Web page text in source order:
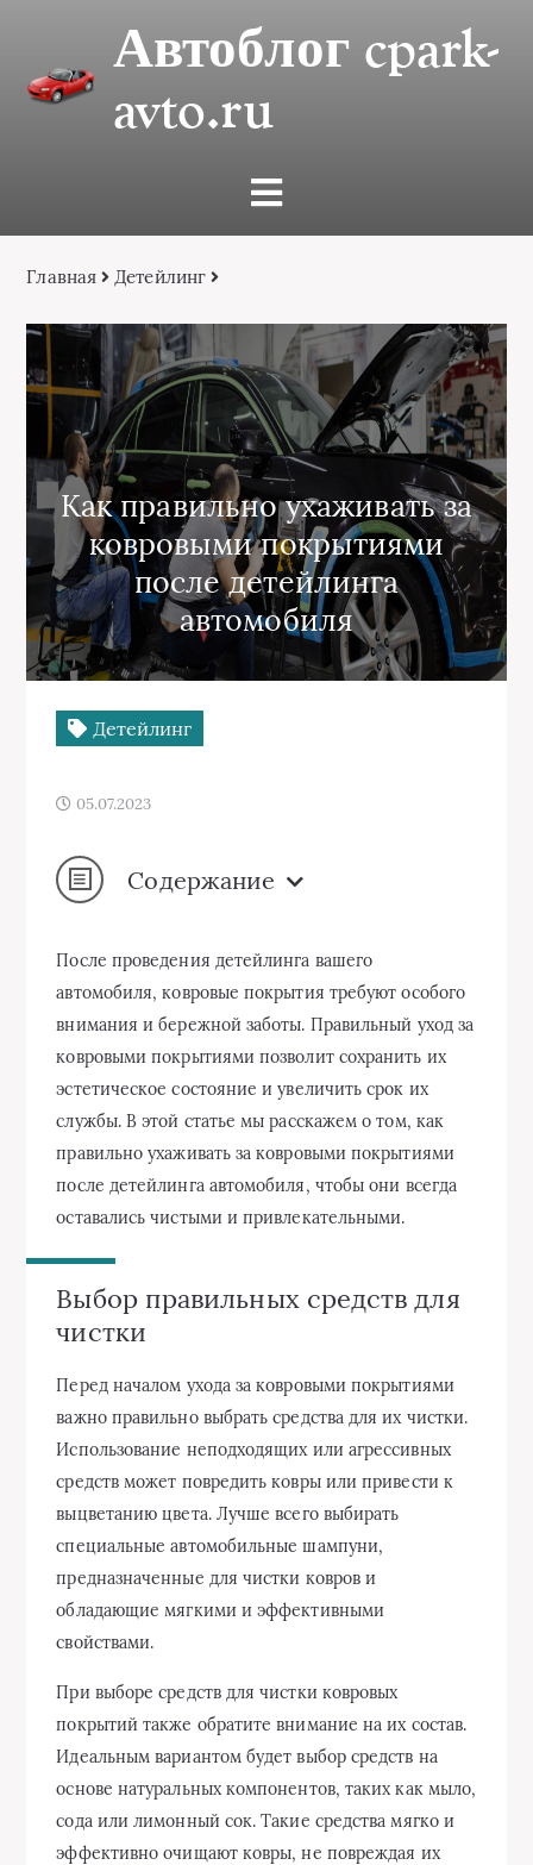
Автоблог cpark-
avto.ru
Главная Детейлинг
Как правильно ухаживать за
ковровыми покрытиями
после детейлинга
автомобиля
Детейлинг
05.07.2023
Содержание
После проведения детейлинга вашего
автомобиля, ковровые покрытия требуют особого
внимания и бережной заботы. Правильный уход за
ковровыми покрытиями позволит сохранить их
эстетическое состояние и увеличить срок их
службы. В этой статье мы расскажем о том, как
правильно ухаживать за ковровыми покрытиями
после детейлинга автомобиля, чтобы они всегда
оставались чистыми и привлекательными.
Выбор правильных средств для
чистки
Перед началом ухода за ковровыми покрытиями
важно правильно выбрать средства для их чистки.
Использование неподходящих или агрессивных
средств может повредить ковры или привести к
выцветанию цвета. Лучше всего выбирать
специальные автомобильные шампуни,
предназначенные для чистки ковров и
обладающие мягкими и эффективными
свойствами.
При выборе средств для чистки ковровых
покрытий также обратите внимание на их состав.
Идеальным вариантом будет выбор средств на
основе натуральных компонентов, таких как мыло,
сода или лимонный сок. Такие средства мягко и
эффективно очищают ковры, не повреждая их